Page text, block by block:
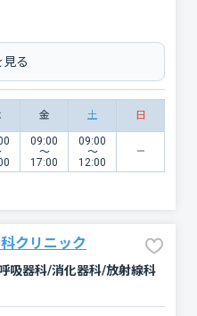
る
金 土 日
09:00
〜
17:00
09:00
〜
12:00
クリニック
吸器科/消化器科/放射線科